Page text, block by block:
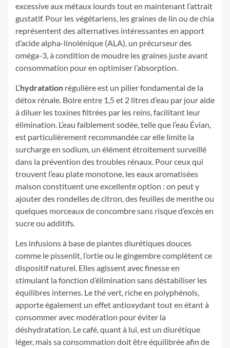
excessive aux métaux lourds tout en maintenant l’attrait
gustatif. Pour les végétariens, les graines de lin ou de chia
représentent des alternatives intéressantes en apport
d’acide alpha-linolénique (ALA), un précurseur des
oméga-3, à condition de moudre les graines juste avant
consommation pour en optimiser l’absorption.
L’hydratation régulière est un pilier fondamental de la
détox rénale. Boire entre 1,5 et 2 litres d’eau par jour aide
à diluer les toxines filtrées par les reins, facilitant leur
élimination. L’eau faiblement sodée, telle que l’eau Évian,
est particulièrement recommandée car elle limite la
surcharge en sodium, un élément étroitement surveillé
dans la prévention des troubles rénaux. Pour ceux qui
trouvent l’eau plate monotone, les eaux aromatisées
maison constituent une excellente option : on peut y
ajouter des rondelles de citron, des feuilles de menthe ou
quelques morceaux de concombre sans risque d’excès en
sucre ou additifs.
Les infusions à base de plantes diurétiques douces
comme le pissenlit, l’ortie ou le gingembre complètent ce
dispositif naturel. Elles agissent avec finesse en
stimulant la fonction d’élimination sans déstabiliser les
équilibres internes. Le thé vert, riche en polyphénols,
apporte également un effet antioxydant tout en étant à
consommer avec modération pour éviter la
déshydratation. Le café, quant à lui, est un diurétique
léger, mais sa consommation doit être équilibrée afin de